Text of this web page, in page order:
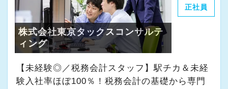
正社員
株式会社東京タックスコンサルテ
ィング
【未経験◎／税務会計スタッフ】駅チカ＆未経
験入社率ほぼ100％！税務会計の基礎から専門